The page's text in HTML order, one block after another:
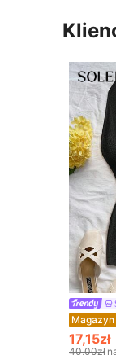
Magazyn
17,15zł
40,00zł